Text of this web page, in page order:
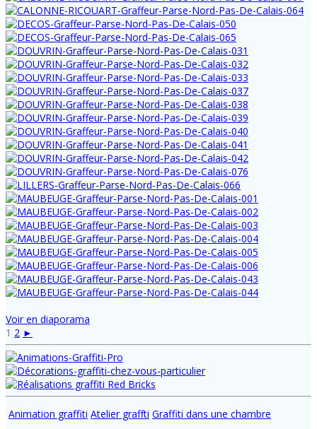
Voir en diaporama
1 2 ►
Animation graffiti Atelier graffti Graffiti dans une chambre